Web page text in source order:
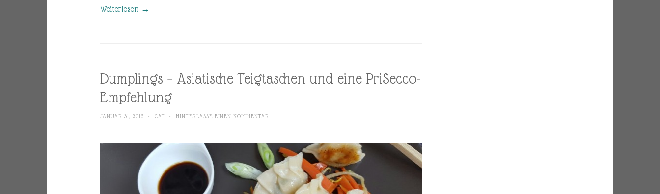
Weiterlesen →
Dumplings – Asiatische Teigtaschen und eine PriSecco-
Empfehlung
JANUAR 31, 2016 ~ CAT ~ HINTERLASSE EINEN KOMMENTAR